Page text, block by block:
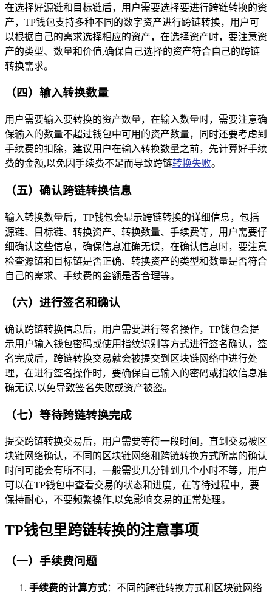
在选择好源链和目标链后，用户需要选择要进行跨链转换的资
产，TP钱包支持多种不同的数字资产进行跨链转换，用户可
以根据自己的需求选择相应的资产，在选择资产时，要注意资
产的类型、数量和价值,确保自己选择的资产符合自己的跨链
转换需求。
（四）输入转换数量
用户需要输入要转换的资产数量，在输入数量时，需要注意确
保输入的数量不超过钱包中可用的资产数量，同时还要考虑到
手续费的扣除，建议用户在输入转换数量之前，先计算好手续
费的金额,以免因手续费不足而导致跨链转换失败。
（五）确认跨链转换信息
输入转换数量后，TP钱包会显示跨链转换的详细信息，包括
源链、目标链、转换资产、转换数量、手续费等，用户需要仔
细确认这些信息，确保信息准确无误，在确认信息时，要注意
检查源链和目标链是否正确、转换资产的类型和数量是否符合
自己的需求、手续费的金额是否合理等。
（六）进行签名和确认
确认跨链转换信息后，用户需要进行签名操作，TP钱包会提
示用户输入钱包密码或使用指纹识别等方式进行签名确认，签
名完成后，跨链转换交易就会被提交到区块链网络中进行处
理，在进行签名操作时，要确保自己输入的密码或指纹信息准
确无误,以免导致签名失败或资产被盗。
（七）等待跨链转换完成
提交跨链转换交易后，用户需要等待一段时间，直到交易被区
块链网络确认，不同的区块链网络和跨链转换方式所需的确认
时间可能会有所不同，一般需要几分钟到几个小时不等，用户
可以在TP钱包中查看交易的状态和进度，在等待过程中，要
保持耐心，不要频繁操作,以免影响交易的正常处理。
TP钱包里跨链转换的注意事项
（一）手续费问题
手续费的计算方式：不同的跨链转换方式和区块链网络